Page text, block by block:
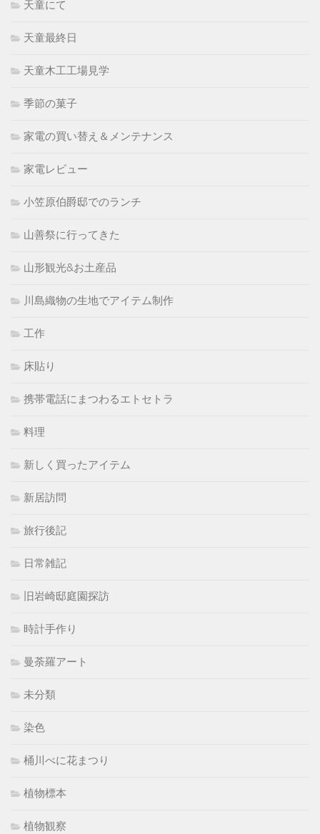
天童にて
天童最終日
天童木工工場見学
季節の菓子
家電の買い替え＆メンテナンス
家電レビュー
小笠原伯爵邸でのランチ
山善祭に行ってきた
山形観光&お土産品
川島織物の生地でアイテム制作
工作
床貼り
携帯電話にまつわるエトセトラ
料理
新しく買ったアイテム
新居訪問
旅行後記
日常雑記
旧岩崎邸庭園探訪
時計手作り
曼荼羅アート
未分類
染色
桶川べに花まつり
植物標本
植物観察